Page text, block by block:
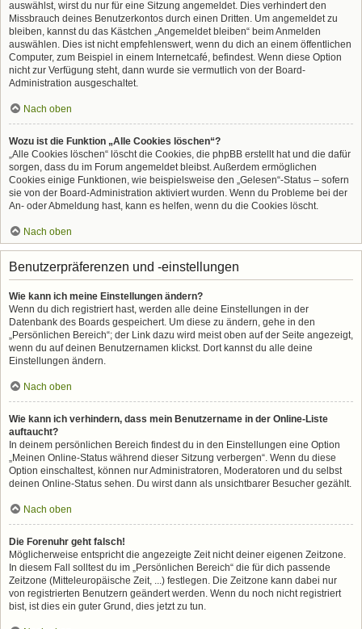
auswählst, wirst du nur für eine Sitzung angemeldet. Dies verhindert den
Missbrauch deines Benutzerkontos durch einen Dritten. Um angemeldet zu
bleiben, kannst du das Kästchen „Angemeldet bleiben“ beim Anmelden
auswählen. Dies ist nicht empfehlenswert, wenn du dich an einem öffentlichen
Computer, zum Beispiel in einem Internetcafé, befindest. Wenn diese Option
nicht zur Verfügung steht, dann wurde sie vermutlich von der Board-
Administration ausgeschaltet.
Nach oben
Wozu ist die Funktion „Alle Cookies löschen“?
„Alle Cookies löschen“ löscht die Cookies, die phpBB erstellt hat und die dafür
sorgen, dass du im Forum angemeldet bleibst. Außerdem ermöglichen
Cookies einige Funktionen, wie beispielsweise den „Gelesen“-Status – sofern
sie von der Board-Administration aktiviert wurden. Wenn du Probleme bei der
An- oder Abmeldung hast, kann es helfen, wenn du die Cookies löscht.
Nach oben
Benutzerpräferenzen und -einstellungen
Wie kann ich meine Einstellungen ändern?
Wenn du dich registriert hast, werden alle deine Einstellungen in der
Datenbank des Boards gespeichert. Um diese zu ändern, gehe in den
„Persönlichen Bereich“; der Link dazu wird meist oben auf der Seite angezeigt,
wenn du auf deinen Benutzernamen klickst. Dort kannst du alle deine
Einstellungen ändern.
Nach oben
Wie kann ich verhindern, dass mein Benutzername in der Online-Liste
auftaucht?
In deinem persönlichen Bereich findest du in den Einstellungen eine Option
„Meinen Online-Status während dieser Sitzung verbergen“. Wenn du diese
Option einschaltest, können nur Administratoren, Moderatoren und du selbst
deinen Online-Status sehen. Du wirst dann als unsichtbarer Besucher gezählt.
Nach oben
Die Forenuhr geht falsch!
Möglicherweise entspricht die angezeigte Zeit nicht deiner eigenen Zeitzone.
In diesem Fall solltest du im „Persönlichen Bereich“ die für dich passende
Zeitzone (Mitteleuropäische Zeit, ...) festlegen. Die Zeitzone kann dabei nur
von registrierten Benutzern geändert werden. Wenn du noch nicht registriert
bist, ist dies ein guter Grund, dies jetzt zu tun.